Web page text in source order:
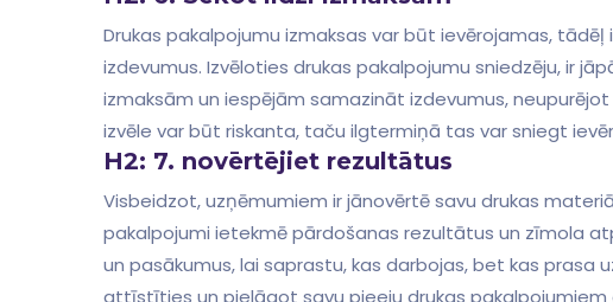
Drukas pakalpojumu izmaksas var būt ievērojamas,
izdevumus. Izvēloties drukas pakalpojumu sniedzēju, ir
izmaksām un iespējām samazināt izdevumus,
izvēle var būt riskanta, taču ⁢ilgtermiņā tas var sniegt​
H2: 7. novērtējiet rezultātus
Visbeidzot, uzņēmumiem ir jānovērtē savu drukas⁤
pakalpojumi⁣ ietekmē pārdošanas rezultātus un zīmola
un pasākumus, lai saprastu,‌ kas darbojas, bet kas prasa
attīstīties un pielāgot savu pieeju drukas